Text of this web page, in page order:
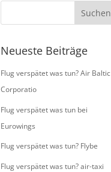
Neueste Beiträge
Flug verspätet was tun? Air Baltic
Corporatio
Flug verspätet was tun bei
Eurowings
Flug verspätet was tun? Flybe
Flug verspätet was tun? air-taxi